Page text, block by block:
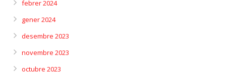
febrer 2024
gener 2024
desembre 2023
novembre 2023
octubre 2023